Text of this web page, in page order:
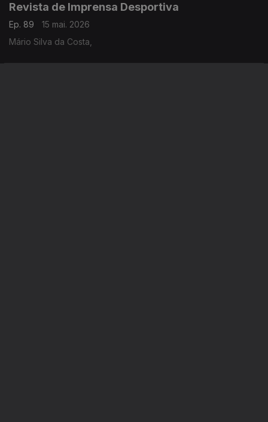
Revista de Imprensa Desportiva
Ep. 89
15 mai. 2026
Mário Silva da Costa,